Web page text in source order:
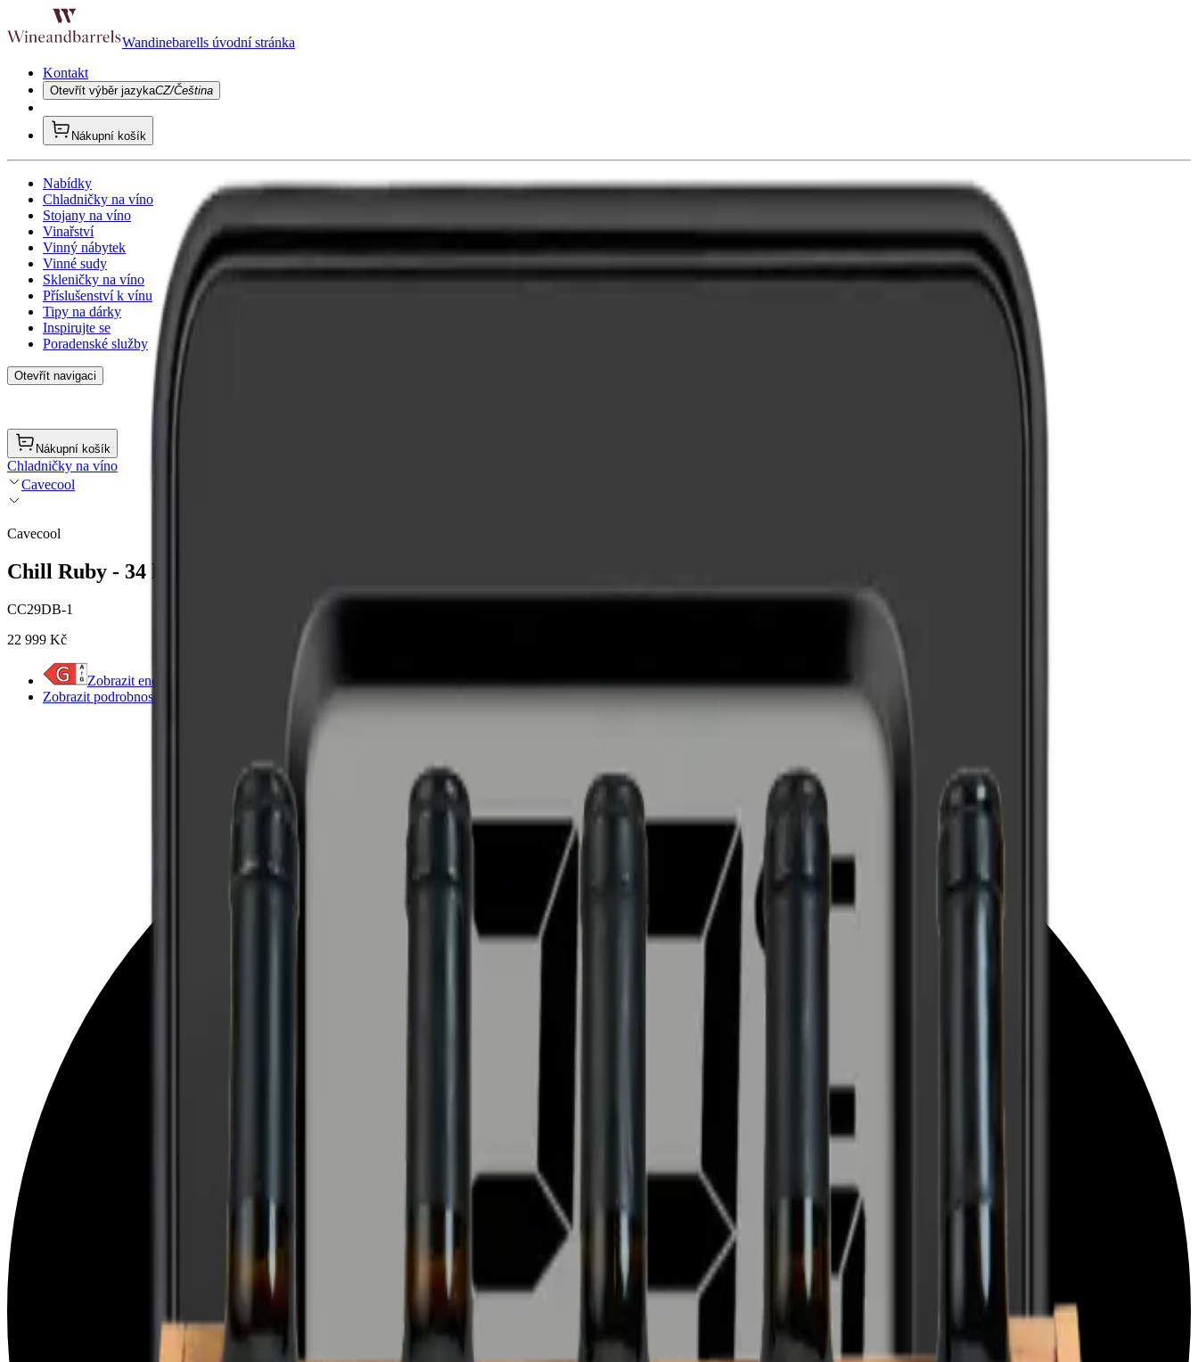
Wandinebarells úvodní stránka
Kontakt
Otevřít výběr jazykaCZ/Čeština
Nákupní košík
Nabídky
Chladničky na víno
Stojany na víno
Vinařství
Vinný nábytek
Vinné sudy
Skleničky na víno
Příslušenství k vínu
Tipy na dárky
Inspirujte se
Poradenské služby
Otevřít navigaci
Nákupní košík
Chladničky na víno
Cavecool
Cavecool
Chill Ruby - 34 lahví - 2 zóny - černá
CC29DB-1
22 999 Kč
Zobrazit energetický štítek
Zobrazit podrobnosti o produktu